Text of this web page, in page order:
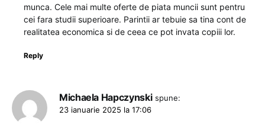
munca. Cele mai multe oferte de piata muncii sunt pentru
cei fara studii superioare. Parintii ar tebuie sa tina cont de
realitatea economica si de ceea ce pot invata copiii lor.
Reply
Michaela Hapczynski spune:
23 ianuarie 2025 la 17:06